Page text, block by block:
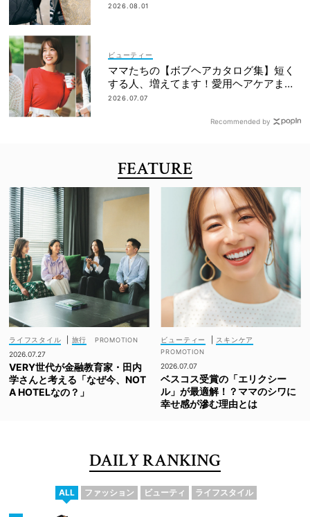
は？
2026.08.01
ビューティー
ママたちの【ボブヘアカタログ集】短く
する人、増えてます！愛用ヘアケアまで
全部見せ
2026.07.07
Recommended by
FEATURE
ライフスタイル
旅行
2026.07.27
VERY世代が金融教育家・田内
学さんと考える「なぜ今、NOT
A HOTELなの？」
ビューティー スキンケア
2026.07.07
ベスコス受賞の「エリクシー
ル」が最適解！？ママのシワに
幸せ感が滲む理由とは
DAILY RANKING
ALL ファッション ビューティ ライフスタイル